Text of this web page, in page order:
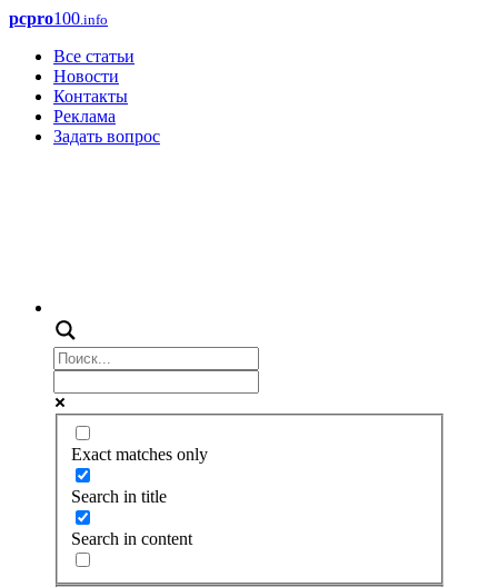
pcpro100.info
Все статьи
Новости
Контакты
Реклама
Задать вопрос
Exact matches only
Search in title
Search in content